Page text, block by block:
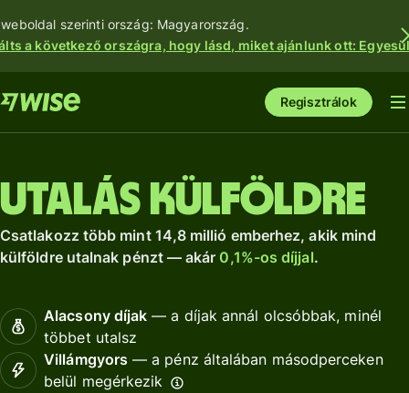
szerinti ország: Magyarország.
a következő országra, hogy lásd, miket ajánlunk ott:
Regisztrálok
Utalás külföldre
Csatlakozz több mint 14,8 millió emberhez, akik mind
külföldre utalnak pénzt — akár 0,1%-os díjjal.
Alacsony díjak — a díjak annál olcsóbbak, minél
többet utalsz
Villámgyors — a pénz általában másodperceken
belül megérkezik